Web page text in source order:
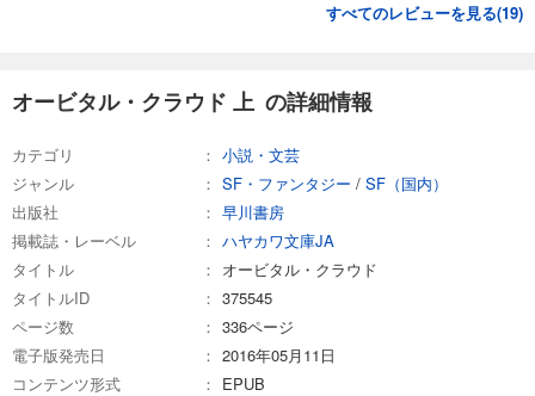
すべてのレビューを見る(19)
オービタル・クラウド 上 の詳細情報
カテゴリ
小説・文芸
ジャンル
SF・ファンタジー / SF（国内）
出版社
早川書房
掲載誌・レーベル
ハヤカワ文庫JA
タイトル
オービタル・クラウド
タイトルID
375545
ページ数
336ページ
電子版発売日
2016年05月11日
コンテンツ形式
EPUB